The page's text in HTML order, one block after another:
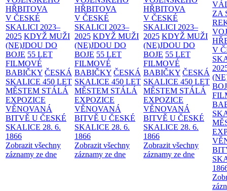
HŘBITOVA
V ČESKÉ
SKALICI 2023–
2025 KDYŽ MUŽI
(NE)JDOU DO
BOJE 55 LET
FILMOVÉ
BABIČKY ČESKÁ
SKALICE 450 LET
MĚSTEM STÁLÁ
EXPOZICE
VĚNOVANÁ
BITVĚ U ČESKÉ
SKALICE 28. 6.
1866
Zobrazit všechny
záznamy ze dne
HŘBITOVA
V ČESKÉ
SKALICI 2023–
2025 KDYŽ MUŽI
(NE)JDOU DO
BOJE 55 LET
FILMOVÉ
BABIČKY ČESKÁ
SKALICE 450 LET
MĚSTEM STÁLÁ
EXPOZICE
VĚNOVANÁ
BITVĚ U ČESKÉ
SKALICE 28. 6.
1866
Zobrazit všechny
záznamy ze dne
HŘBITOVA
V ČESKÉ
SKALICI 2023–
2025 KDYŽ MUŽI
(NE)JDOU DO
BOJE 55 LET
FILMOVÉ
BABIČKY ČESKÁ
SKALICE 450 LET
MĚSTEM STÁLÁ
EXPOZICE
VĚNOVANÁ
BITVĚ U ČESKÉ
SKALICE 28. 6.
1866
Zobrazit všechny
záznamy ze dne
ZA
V